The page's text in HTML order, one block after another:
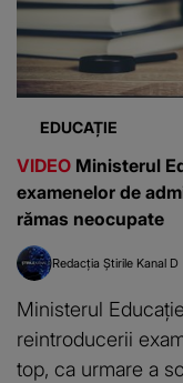
EDUCAȚIE
VIDEO Ministerul
examenelor de
rămas neocupate
Redacția Știrile Kanal D
Ministerul
reintroducerii
top, ca urmare a